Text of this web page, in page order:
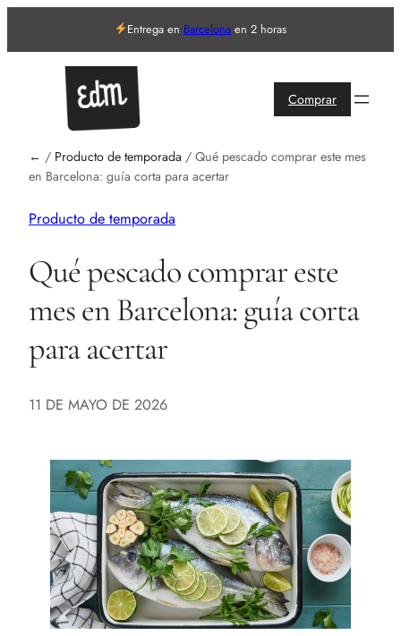
Entrega en Barcelona en 2 horas
Comprar
← / Producto de temporada / Qué pescado comprar este mes
en Barcelona: guía corta para acertar
Producto de temporada
Qué pescado comprar este
mes en Barcelona: guía corta
para acertar
11 DE MAYO DE 2026